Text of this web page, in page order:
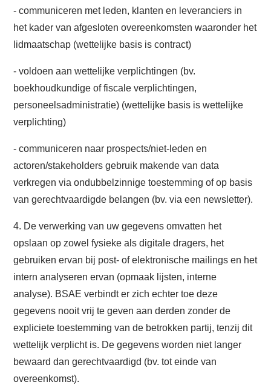
- communiceren met leden, klanten en leveranciers in
het kader van afgesloten overeenkomsten waaronder het
lidmaatschap (wettelijke basis is contract)
- voldoen aan wettelijke verplichtingen (bv.
boekhoudkundige of fiscale verplichtingen,
personeelsadministratie) (wettelijke basis is wettelijke
verplichting)
- communiceren naar prospects/niet-leden en
actoren/stakeholders gebruik makende van data
verkregen via ondubbelzinnige toestemming of op basis
van gerechtvaardigde belangen (bv. via een newsletter).
4. De verwerking van uw gegevens omvatten het
opslaan op zowel fysieke als digitale dragers, het
gebruiken ervan bij post- of elektronische mailings en het
intern analyseren ervan (opmaak lijsten, interne
analyse). BSAE verbindt er zich echter toe deze
gegevens nooit vrij te geven aan derden zonder de
expliciete toestemming van de betrokken partij, tenzij dit
wettelijk verplicht is. De gegevens worden niet langer
bewaard dan gerechtvaardigd (bv. tot einde van
overeenkomst).